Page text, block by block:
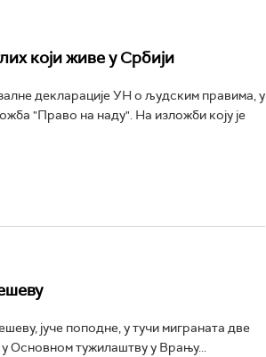
који живе у Србији
декларације УН о људским правима, у
"Право на наду". На изложби коју је
јуче поподне, у тучи миграната две
Основном тужилаштву у Врању...